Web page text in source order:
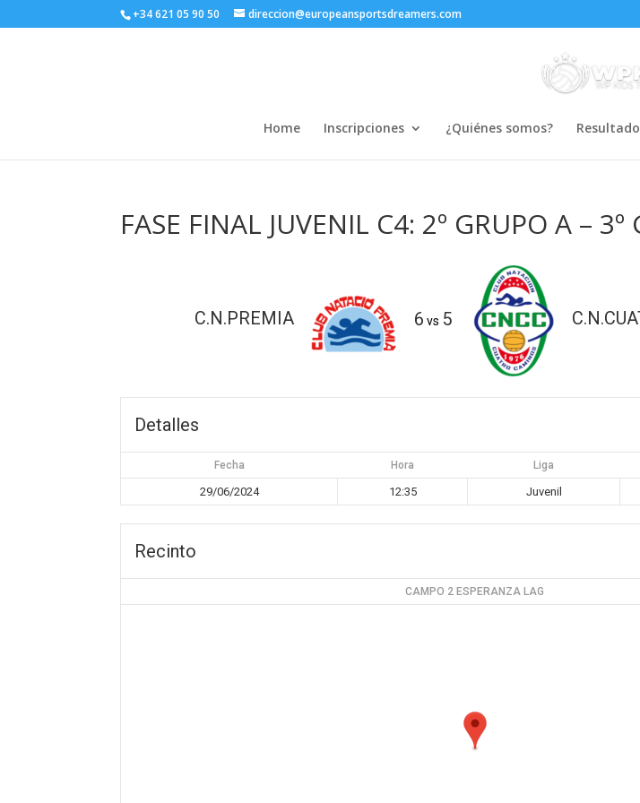
+34 621 05 90 50 direccion@europeansportsdreamers.com
Home Inscripciones ¿Quiénes somos?
FASE FINAL JUVENIL C4: 2º GRUPO A – 3º
C.N.PREMIA 6 vs 5
Detalles
Fecha Hora Liga
29/06/2024 12:35 Juvenil
Recinto
CAMPO 2 ESPERANZA LAG